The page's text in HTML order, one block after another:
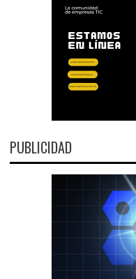
PUBLICIDAD